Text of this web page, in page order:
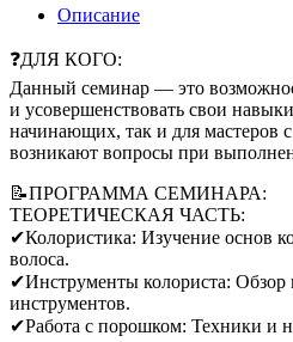
Описание
❓ДЛЯ КОГО:
Данный семинар — это
и усовершенствовать свои
начинающих, так и для мастеров
возникают вопросы при
📝ПРОГРАММА СЕМИНАРА:
ТЕОРЕТИЧЕСКАЯ ЧАСТЬ:
✔Колористика: Изучение основ
волоса.
✔Инструменты колориста: Обзор
инструментов.
✔Работа с порошком: Техники и